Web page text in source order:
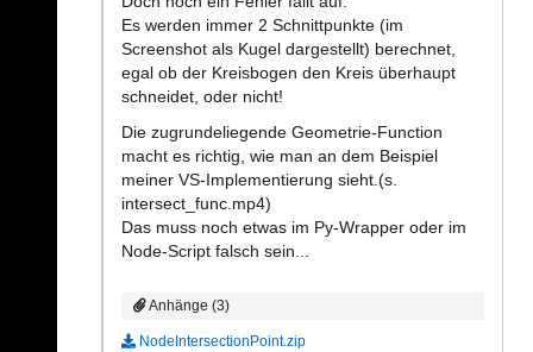
Es werden immer 2 Schnittpunkte (im
Screenshot als Kugel dargestellt) berechnet,
egal ob der Kreisbogen den Kreis überhaupt
schneidet, oder nicht!
Die zugrundeliegende Geometrie-Function
macht es richtig, wie man an dem Beispiel
meiner VS-Implementierung sieht.(s.
intersect_func.mp4)
Das muss noch etwas im Py-Wrapper oder im
Node-Script falsch sein...
Anhänge (3)
NodeIntersectionPoint.zip